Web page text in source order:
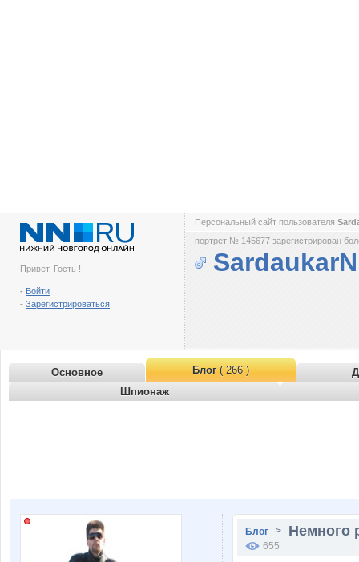
Привет, Гость !
- Войти
- Зарегистрироваться
Персональный сайт пользователя
портрет № 145677 зарегистрирован
Основное Блог( 266 )
Шпионаж
Блог > Немного
655